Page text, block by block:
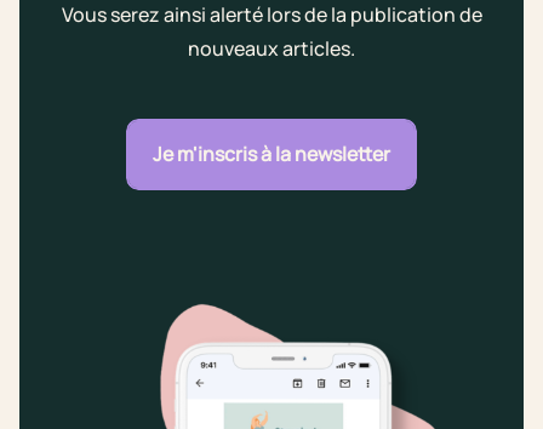
Vous serez ainsi alerté lors de la publication de
nouveaux articles.
Je m'inscris à la newsletter